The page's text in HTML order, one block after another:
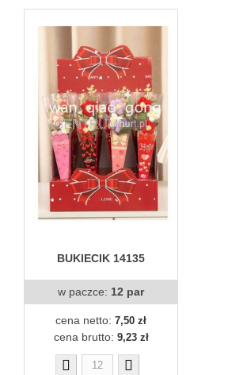
BUKIECIK 14135
w paczce: 12 par
cena netto: 7,50 zł
cena brutto: 9,23 zł